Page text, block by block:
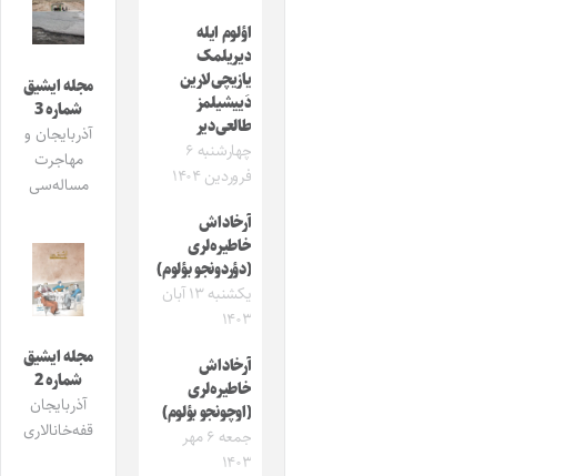
اؤلوم ایله
دیریلمک
یازیچی‌لارین
دَییشیلمز
طالعی‌دیر
چهارشنبه ۶
فروردین ۱۴۰۴
آرخاداش
خاطیره‌لری
(دؤردونجو بؤلوم)
یکشنبه ۱۳ آبان
۱۴۰۳
آرخاداش
خاطیره‌لری
(اوچونجو بؤلوم)
جمعه ۶ مهر
۱۴۰۳
مجله ایشیق
شماره 3
آذربایجان و
مهاجرت
مساله‌سی
مجله ایشیق
شماره 2
آذربایجان
قفه‌خانالاری